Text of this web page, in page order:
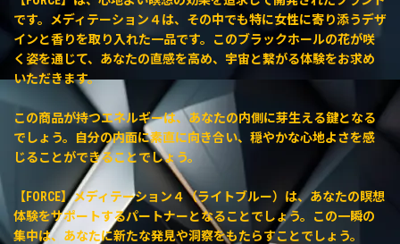
です。メディテーション４は、その中でも特に女性に寄り添うデザ
インと香りを取り入れた一品です。このブラックホールの花が咲
く姿を通じて、あなたの直感を高め、宇宙と繋がる体験をお求め
いただきます。
この商品が持つエネルギーは、あなたの内側に芽生える鍵となる
でしょう。自分の内面に素直に向き合い、穏やかな心地よさを感
じることができることでしょう。
【FORCE】メディテーション４（ライトブルー）は、あなたの瞑想
体験をサポートするパートナーとなることでしょう。この一瞬の
集中は、あなたに新たな発見や洞察をもたらすことでしょう。